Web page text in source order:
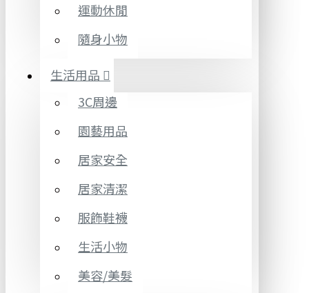
運動休閒
隨身小物
生活用品
3C周邊
園藝用品
居家安全
居家清潔
服飾鞋襪
生活小物
美容/美髮